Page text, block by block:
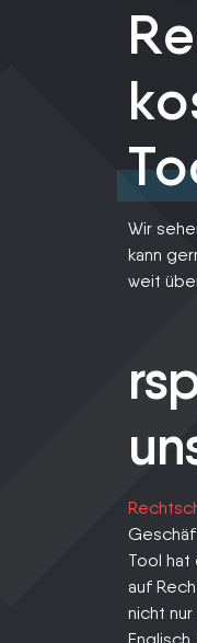
Wir
kann
weit
Tool hat
auf
nicht